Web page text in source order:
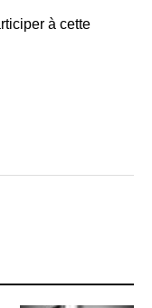
à cette